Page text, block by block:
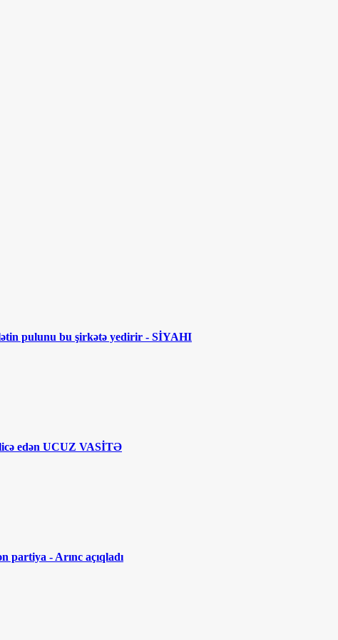
pulunu bu şirkətə yedirir - SİYAHI
edən UCUZ VASİTƏ
partiya - Arınc açıqladı